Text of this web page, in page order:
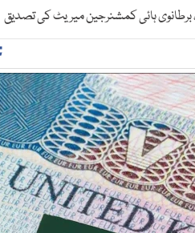
برطانوی ہائی کمشنرجین میریٹ کی تصدیق